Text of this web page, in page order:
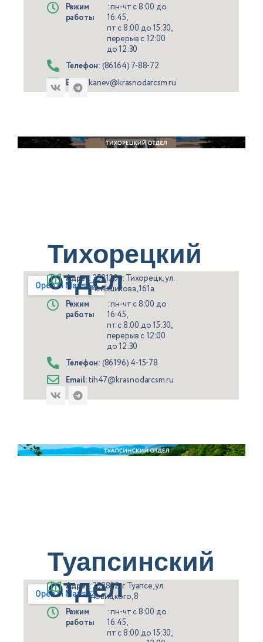
Режим
работы
: пн-чт с 8:00 до
16:45,
пт с 8:00 до 15:30,
перерыв с 12:00
до 12:30
Телефон: (86164) 7-88-72
Email : kanev@krasnodarcsm.ru
Тихорецкий
отдел
Адрес: 352120, г. Тихорецк, ул.
Меньшикова, 161а
Режим
работы
: пн-чт с 8:00 до
16:45,
пт с 8:00 до 15:30,
перерыв с 12:00
до 12:30
Телефон: (86196) 4-15-78
Email: tih47@krasnodarcsm.ru
Туапсинский
отдел
Адрес: 352802, г. Туапсе, ул.
Новицкого, 8
Режим
работы
: пн-чт с 8:00 до
16:45,
пт с 8:00 до 15:30,